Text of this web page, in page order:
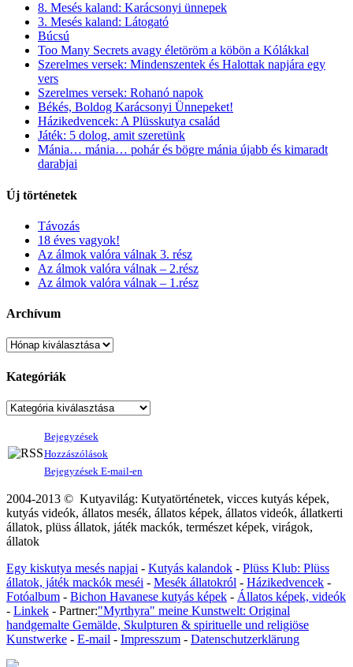
8. Mesés kaland: Karácsonyi ünnepek
3. Mesés kaland: Látogató
Búcsú
Too Many Secrets avagy életöröm a köbön a Kólákkal
Szerelmes versek: Mindenszentek és Halottak napjára egy
vers
Szerelmes versek: Rohanó napok
Békés, Boldog Karácsonyi Ünnepeket!
Házikedvencek: A Plüsskutya család
Játék: 5 dolog, amit szeretünk
Mánia… mánia… pohár és bögre mánia újabb és kimaradt
darabjai
Új történetek
Távozás
18 éves vagyok!
Az álmok valóra válnak 3. rész
Az álmok valóra válnak – 2.rész
Az álmok valóra válnak – 1.rész
Archívum
Kategóriák
Bejegyzések
Hozzászólások
Bejegyzések E-mail-en
2004-2013 © Kutyavilág: Kutyatörténetek, vicces kutyás képek,
kutyás videók, állatos mesék, állatos képek, állatos videók, állatkerti
állatok, plüss állatok, játék mackók, természet képek, virágok,
állatok
Egy kiskutya mesés napjai - Kutyás kalandok - Plüss Klub: Plüss
állatok, játék mackók meséi - Mesék állatokról - Házikedvencek -
Fotóalbum - Bichon Havanese kutyás képek - Állatos képek, videók
- Linkek - Partner:"Myrthyra" meine Kunstwelt: Original
handgemalte Gemälde, Skulpturen & spirituelle und religiöse
Kunstwerke - E-mail - Impresszum - Datenschutzerklärung